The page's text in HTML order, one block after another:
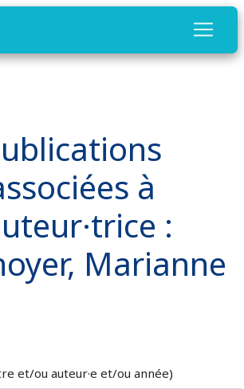
à
:
Marianne
et/ou auteur·e et/ou année)